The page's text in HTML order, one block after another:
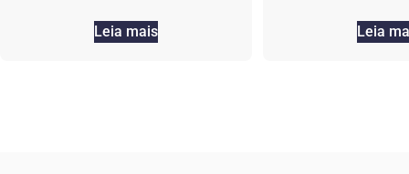
Leia mais Leia